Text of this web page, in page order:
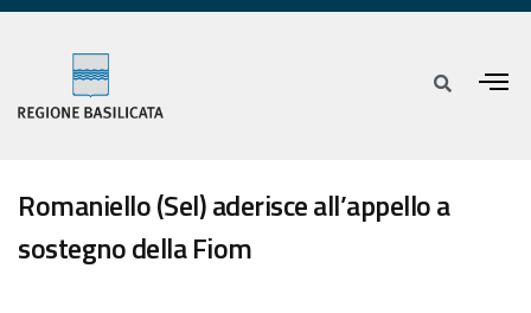
Romaniello (Sel) aderisce all’appello a
sostegno della Fiom